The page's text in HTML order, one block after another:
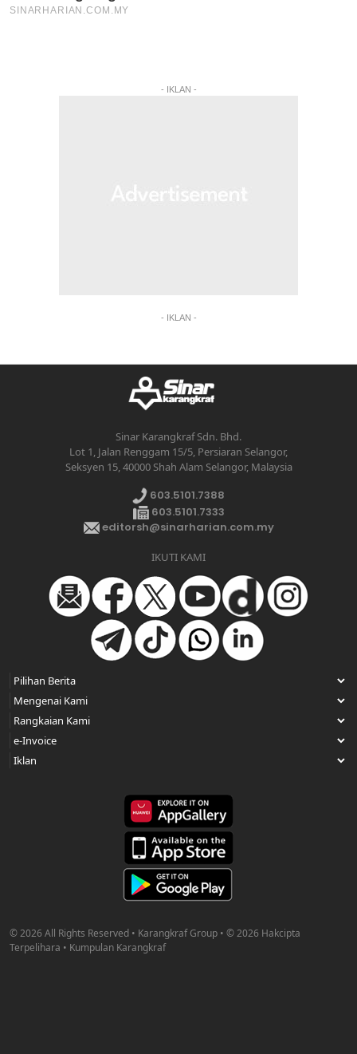
- IKLAN -
- IKLAN -
Sinar Karangkraf Sdn. Bhd.
Lot 1, Jalan Renggam 15/5, Persiaran Selangor,
Seksyen 15, 40000 Shah Alam Selangor, Malaysia
603.5101.7388
603.5101.7333
editorsh@sinarharian.com.my
IKUTI KAMI
© 2026 All Rights Reserved • Karangkraf Group • © 2026 Hakcipta
Terpelihara • Kumpulan Karangkraf